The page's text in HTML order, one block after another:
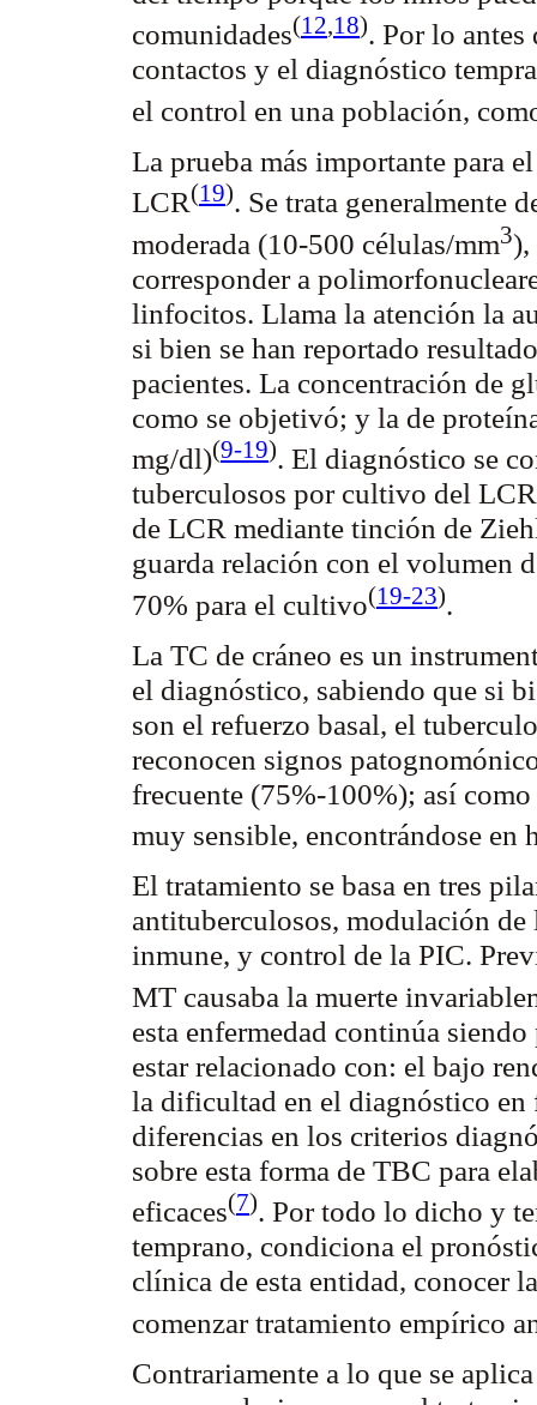
comunidades(12,18). Por lo
contactos y el diagnóstico
el control en una población,
La prueba más importante para
LCR(19). Se trata generalmente
moderada (10-500 células/mm3),
corresponder a
linfocitos. Llama la atención la
si bien se han reportado
pacientes. La concentración de
como se objetivó; y la de
mg/dl)(9-19). El diagnóstico se
tuberculosos por cultivo del
de LCR mediante tinción de
guarda relación con el volumen
70% para el cultivo(19-23).
La TC de cráneo es un
el diagnóstico, sabiendo que si
son el refuerzo basal, el
reconocen signos
frecuente (75%-100%); así
muy sensible, encontrándose en
El tratamiento se basa en tres
antituberculosos, modulación de
inmune, y control de la PIC.
MT causaba la muerte
esta enfermedad continúa
estar relacionado con: el bajo
la dificultad en el diagnóstico en
diferencias en los criterios
sobre esta forma de TBC para
eficaces(7). Por todo lo dicho y
temprano, condiciona el
clínica de esta entidad, conocer
comenzar tratamiento empírico
Contrariamente a lo que se